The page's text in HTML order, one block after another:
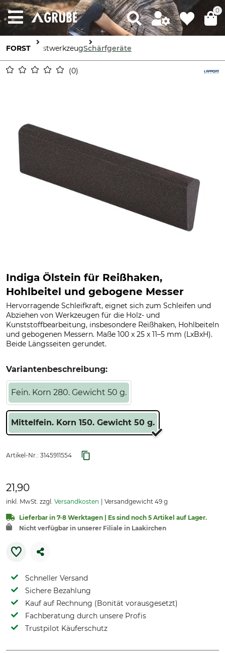
0
FORST ForstwerkzeugSchärfgeräte
0
Indiga Ölstein für Reißhaken,
Hohlbeitel und gebogene Messer
Hervorragende Schleifkraft, eignet sich zum Schleifen und
Abziehen von Werkzeugen für die Holz- und
Kunststoffbearbeitung, insbesondere Reißhaken, Hohlbeiteln
und gebogenen Messern. Maße 100 x 25 x 11–5 mm (LxBxH).
Beide Längsseiten gerundet.
Variantenbeschreibung:
Fein. Korn 280. Gewicht 50 g.
Mittelfein. Korn 150. Gewicht 50 g.
Artikel-Nr.: 3145911554
21,90
inkl. MwSt. zzgl. Versandkosten Versandgewicht 49 g
Lieferbar in 7-8 Werktagen | Es sind noch 5 Artikel auf Lager.
Nicht verfügbar in unserer Filiale in Laakirchen
Schneller Versand
Sichere Bezahlung
Kauf auf Rechnung (Bonität vorausgesetzt)
Fachberatung durch unsere Profis
Trustpilot Käuferschutz